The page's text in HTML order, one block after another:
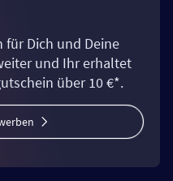
Dich und Deine
und Ihr erhaltet
über 10 €*.